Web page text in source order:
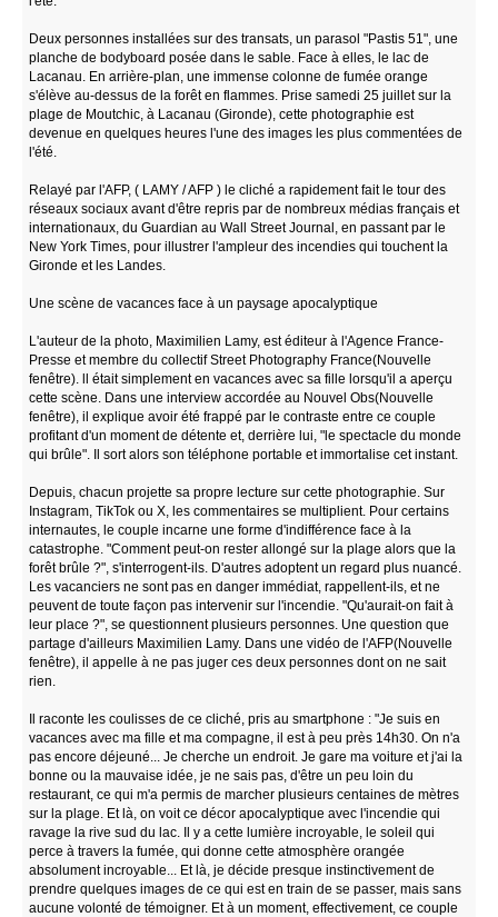
Deux personnes installées sur des transats, un parasol "Pastis 51", une
planche de bodyboard posée dans le sable. Face à elles, le lac de
Lacanau. En arrière-plan, une immense colonne de fumée orange
s'élève au-dessus de la forêt en flammes. Prise samedi 25 juillet sur la
plage de Moutchic, à Lacanau (Gironde), cette photographie est
devenue en quelques heures l'une des images les plus commentées de
l'été.
Relayé par l'AFP, ( LAMY / AFP ) le cliché a rapidement fait le tour des
réseaux sociaux avant d'être repris par de nombreux médias français et
internationaux, du Guardian au Wall Street Journal, en passant par le
New York Times, pour illustrer l'ampleur des incendies qui touchent la
Gironde et les Landes.
Une scène de vacances face à un paysage apocalyptique
L'auteur de la photo, Maximilien Lamy, est éditeur à l'Agence France-
Presse et membre du collectif Street Photography France(Nouvelle
fenêtre). ll était simplement en vacances avec sa fille lorsqu'il a aperçu
cette scène. Dans une interview accordée au Nouvel Obs(Nouvelle
fenêtre), il explique avoir été frappé par le contraste entre ce couple
profitant d'un moment de détente et, derrière lui, "le spectacle du monde
qui brûle". Il sort alors son téléphone portable et immortalise cet instant.
Depuis, chacun projette sa propre lecture sur cette photographie. Sur
Instagram, TikTok ou X, les commentaires se multiplient. Pour certains
internautes, le couple incarne une forme d'indifférence face à la
catastrophe. "Comment peut-on rester allongé sur la plage alors que la
forêt brûle ?", s'interrogent-ils. D'autres adoptent un regard plus nuancé.
Les vacanciers ne sont pas en danger immédiat, rappellent-ils, et ne
peuvent de toute façon pas intervenir sur l'incendie. "Qu'aurait-on fait à
leur place ?", se questionnent plusieurs personnes. Une question que
partage d'ailleurs Maximilien Lamy. Dans une vidéo de l'AFP(Nouvelle
fenêtre), il appelle à ne pas juger ces deux personnes dont on ne sait
rien.
Il raconte les coulisses de ce cliché, pris au smartphone : "Je suis en
vacances avec ma fille et ma compagne, il est à peu près 14h30. On n'a
pas encore déjeuné... Je cherche un endroit. Je gare ma voiture et j'ai la
bonne ou la mauvaise idée, je ne sais pas, d'être un peu loin du
restaurant, ce qui m'a permis de marcher plusieurs centaines de mètres
sur la plage. Et là, on voit ce décor apocalyptique avec l'incendie qui
ravage la rive sud du lac. Il y a cette lumière incroyable, le soleil qui
perce à travers la fumée, qui donne cette atmosphère orangée
absolument incroyable... Et là, je décide presque instinctivement de
prendre quelques images de ce qui est en train de se passer, mais sans
aucune volonté de témoigner. Et à un moment, effectivement, ce couple